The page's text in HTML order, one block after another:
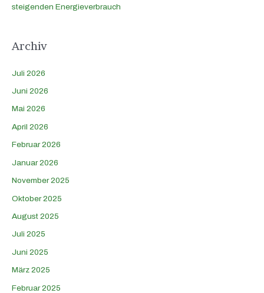
steigenden Energieverbrauch
Archiv
Juli 2026
Juni 2026
Mai 2026
April 2026
Februar 2026
Januar 2026
November 2025
Oktober 2025
August 2025
Juli 2025
Juni 2025
März 2025
Februar 2025